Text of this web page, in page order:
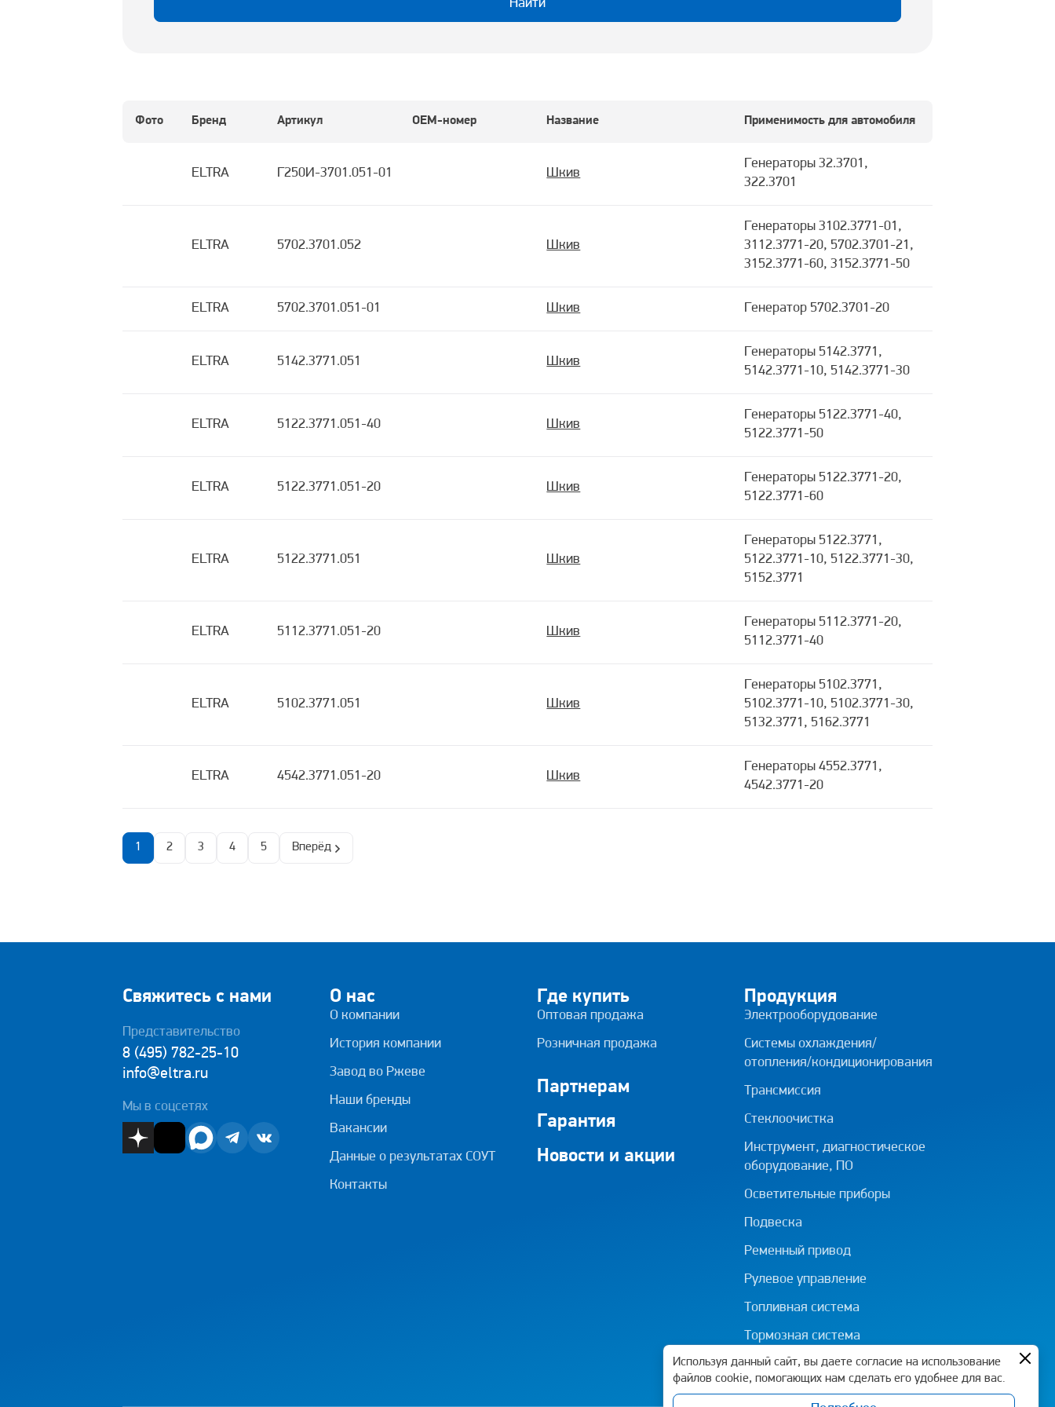
Найти
Фото Бренд Артикул OEM-номер Название Применимость для автомобиля
ELTRA Г250И-3701.051-01 Шкив
Генераторы 32.3701,
322.3701
ELTRA 5702.3701.052 Шкив
Генераторы 3102.3771-01,
3112.3771-20, 5702.3701-21,
3152.3771-60, 3152.3771-50
ELTRA 5702.3701.051-01 Шкив Генератор 5702.3701-20
ELTRA 5142.3771.051 Шкив
Генераторы 5142.3771,
5142.3771-10, 5142.3771-30
ELTRA 5122.3771.051-40 Шкив
Генераторы 5122.3771-40,
5122.3771-50
ELTRA 5122.3771.051-20 Шкив
Генераторы 5122.3771-20,
5122.3771-60
ELTRA 5122.3771.051 Шкив
Генераторы 5122.3771,
5122.3771-10, 5122.3771-30,
5152.3771
ELTRA 5112.3771.051-20 Шкив
Генераторы 5112.3771-20,
5112.3771-40
ELTRA 5102.3771.051 Шкив
Генераторы 5102.3771,
5102.3771-10, 5102.3771-30,
5132.3771, 5162.3771
ELTRA 4542.3771.051-20 Шкив
Генераторы 4552.3771,
4542.3771-20
1 2 3 4 5 Вперёд
Свяжитесь с нами
Представительство
8 (495) 782-25-10
info@eltra.ru
Мы в соцсетях
О нас
О компании
История компании
Завод во Ржеве
Наши бренды
Вакансии
Данные о результатах СОУТ
Контакты
Где купить
Оптовая продажа
Розничная продажа
Партнерам
Гарантия
Новости и акции
Продукция
Электрооборудование
Системы охлаждения/
отопления/кондиционирования
Трансмиссия
Стеклоочистка
Инструмент, диагностическое
оборудование, ПО
Осветительные приборы
Подвеска
Ременный привод
Рулевое управление
Топливная система
Тормозная система
Используя данный сайт, вы даете согласие на использование
файлов cookie, помогающих нам сделать его удобнее для вас.